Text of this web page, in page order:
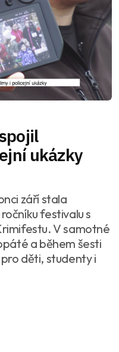
ukázky
září stala
festivalu s
V samotné
a během šesti
děti, studenty i